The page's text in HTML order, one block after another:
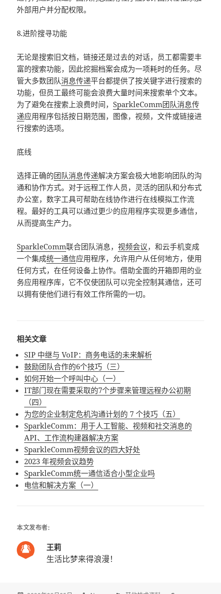
外部用户并分配权限。
8.进阶搜寻功能
无论是搜索旧文档，链接还是过去的对话，员工都需要丰
富的搜索功能，因此挖掘档案会成为一项耗时的任务。尽
管大多数团队消息传递平台都提供了按关键字进行搜索的
功能，但员工最终可能会浪费大量时间来搜索单个文本。
为了避免在搜索上浪费时间，SparkleComm团队消息传
递应用程序包括按日期范围，图像，视频，文件或链接进
行搜索的选项。
底线
选择正确的团队消息传递解决方案会极大地影响团队的沟
通和协作方式。对于远程工作人员，灵活的团队和分布式
办公室，数字工具可帮助在线协作进行在线模拟工作流
程。最好的工具可以通过更少的应用程序实现更多通信，
从而提高生产力。
SparkleComm联合团队消息，视频会议，和云手机变成
一个集成统一通信应用程序，允许用户从任何地方，使用
任何方式，在任何设备上协作。借助全面的开箱即用的业
务应用程序库，它不仅使团队可以完全控制其通信，还可
以拥有使他们进行有效工作所需的一切。
相关文章
SIP 中继与 VoIP：商务电话的未来解析
鼓励团队合作的6个技巧（三）
如何开始一个呼叫中心（一）
IT部门现在需要采取的7个步骤来管理远程办公初期
（四）
为您的企业制定危机沟通计划的 7 个技巧（五）
SparkleComm：用于人工智能、视频和社交消息的
API、工作流构建器解决方案
SparkleComm视频会议的四大好处
2023 年视频会议趋势
SparkleComm统一通信适合小型企业吗
电信和解决方案（一）
本文发布者:
王莉
生活比梦来得浪漫！